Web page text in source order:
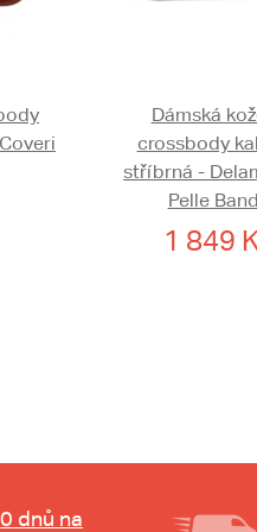
Dámská
crossbody
stříbrná -
Pelle
1 849
dnů na